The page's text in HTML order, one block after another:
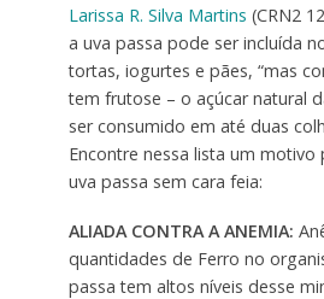
Larissa R. Silva Martins (CRN2
a uva passa pode ser incluída
tortas, iogurtes e pães, “mas
tem frutose – o açúcar natural
ser consumido em até duas
Encontre nessa lista um motivo
uva passa sem cara feia:
ALIADA CONTRA A ANEMIA:
quantidades de Ferro no
passa tem altos níveis desse